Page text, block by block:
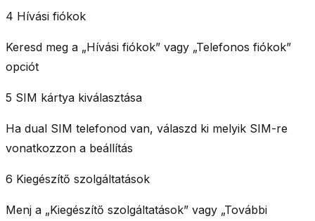
4 Hívási fiókok
Keresd meg a „Hívási fiókok” vagy „Telefonos fiókok”
opciót
5 SIM kártya kiválasztása
Ha dual SIM telefonod van, válaszd ki melyik SIM-re
vonatkozzon a beállítás
6 Kiegészítő szolgáltatások
Menj a „Kiegészítő szolgáltatások” vagy „További